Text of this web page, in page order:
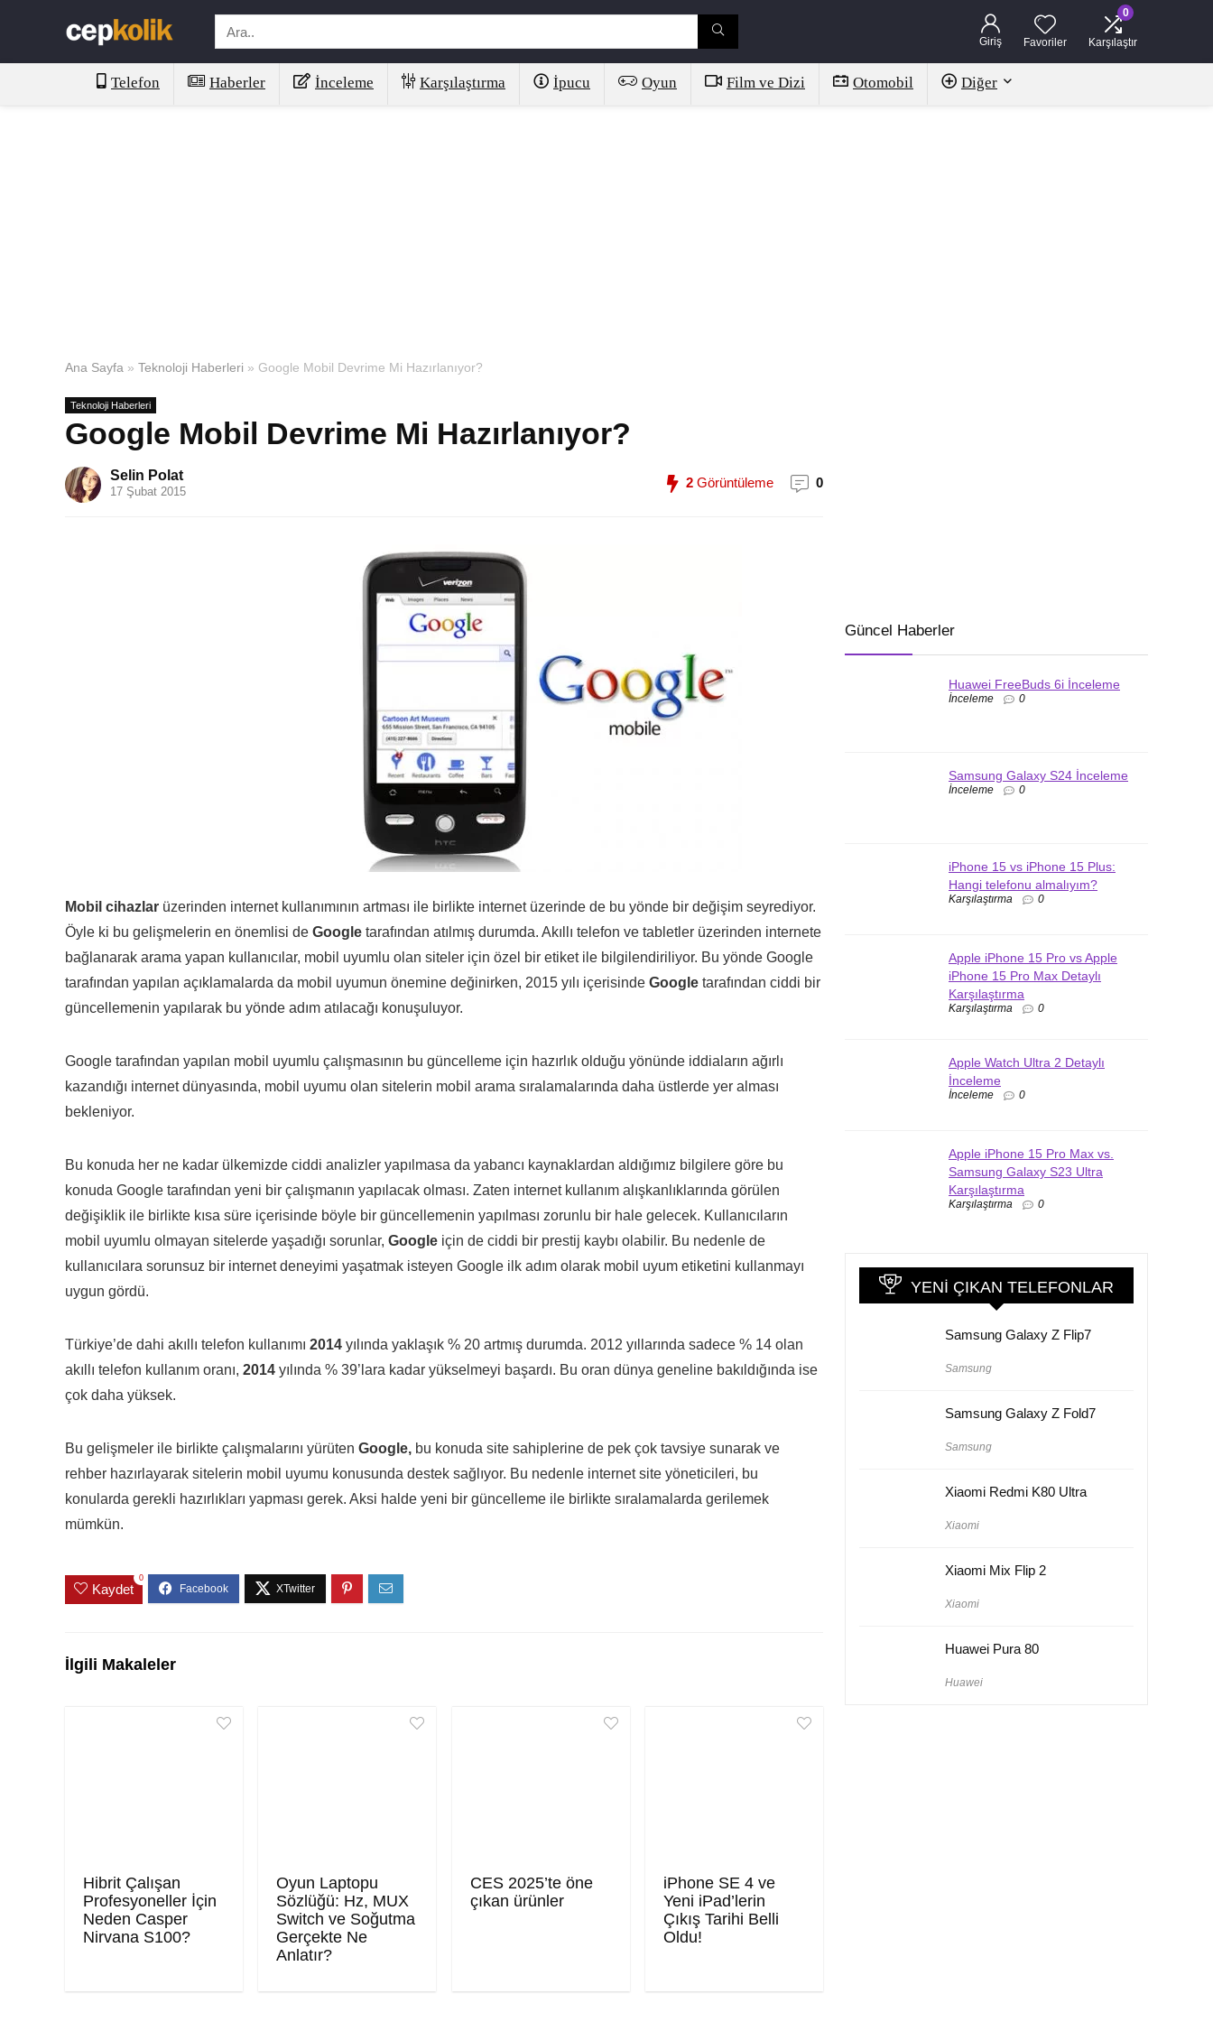
Giriş Favoriler
0
Karşılaştır
Telefon Haberler İnceleme Karşılaştırma İpucu Oyun Film ve Dizi Otomobil Diğer
Ana Sayfa » Teknoloji Haberleri » Google Mobil Devrime Mi Hazırlanıyor?
Teknoloji Haberleri
Google Mobil Devrime Mi Hazırlanıyor?
Selin Polat
17 Şubat 2015
2 Görüntüleme 0
Mobil cihazlar üzerinden internet kullanımının artması ile birlikte internet üzerinde de bu yönde bir değişim seyrediyor.
Öyle ki bu gelişmelerin en önemlisi de Google tarafından atılmış durumda. Akıllı telefon ve tabletler üzerinden internete
bağlanarak arama yapan kullanıcılar, mobil uyumlu olan siteler için özel bir etiket ile bilgilendiriliyor. Bu yönde Google
tarafından yapılan açıklamalarda da mobil uyumun önemine değinirken, 2015 yılı içerisinde Google tarafından ciddi bir
güncellemenin yapılarak bu yönde adım atılacağı konuşuluyor.
Google tarafından yapılan mobil uyumlu çalışmasının bu güncelleme için hazırlık olduğu yönünde iddiaların ağırlı
kazandığı internet dünyasında, mobil uyumu olan sitelerin mobil arama sıralamalarında daha üstlerde yer alması
bekleniyor.
Bu konuda her ne kadar ülkemizde ciddi analizler yapılmasa da yabancı kaynaklardan aldığımız bilgilere göre bu
konuda Google tarafından yeni bir çalışmanın yapılacak olması. Zaten internet kullanım alışkanlıklarında görülen
değişiklik ile birlikte kısa süre içerisinde böyle bir güncellemenin yapılması zorunlu bir hale gelecek. Kullanıcıların
mobil uyumlu olmayan sitelerde yaşadığı sorunlar, Google için de ciddi bir prestij kaybı olabilir. Bu nedenle de
kullanıcılara sorunsuz bir internet deneyimi yaşatmak isteyen Google ilk adım olarak mobil uyum etiketini kullanmayı
uygun gördü.
Türkiye’de dahi akıllı telefon kullanımı 2014 yılında yaklaşık % 20 artmış durumda. 2012 yıllarında sadece % 14 olan
akıllı telefon kullanım oranı, 2014 yılında % 39’lara kadar yükselmeyi başardı. Bu oran dünya geneline bakıldığında ise
çok daha yüksek.
Bu gelişmeler ile birlikte çalışmalarını yürüten Google, bu konuda site sahiplerine de pek çok tavsiye sunarak ve
rehber hazırlayarak sitelerin mobil uyumu konusunda destek sağlıyor. Bu nedenle internet site yöneticileri, bu
konularda gerekli hazırlıkları yapması gerek. Aksi halde yeni bir güncelleme ile birlikte sıralamalarda gerilemek
mümkün.
Kaydet
0
İlgili Makaleler
Hibrit Çalışan
Profesyoneller İçin
Neden Casper
Nirvana S100?
Oyun Laptopu
Sözlüğü: Hz, MUX
Switch ve Soğutma
Gerçekte Ne
Anlatır?
CES 2025’te öne
çıkan ürünler
iPhone SE 4 ve
Yeni iPad’lerin
Çıkış Tarihi Belli
Oldu!
Güncel Haberler
Huawei FreeBuds 6i İnceleme
İnceleme 0
Samsung Galaxy S24 İnceleme
İnceleme 0
iPhone 15 vs iPhone 15 Plus:
Hangi telefonu almalıyım?
Karşılaştırma 0
Apple iPhone 15 Pro vs Apple
iPhone 15 Pro Max Detaylı
Karşılaştırma
Karşılaştırma 0
Apple Watch Ultra 2 Detaylı
İnceleme
İnceleme 0
Apple iPhone 15 Pro Max vs.
Samsung Galaxy S23 Ultra
Karşılaştırma
Karşılaştırma 0
YENI ÇIKAN TELEFONLAR
Samsung Galaxy Z Flip7
Samsung
Samsung Galaxy Z Fold7
Samsung
Xiaomi Redmi K80 Ultra
Xiaomi
Xiaomi Mix Flip 2
Xiaomi
Huawei Pura 80
Huawei